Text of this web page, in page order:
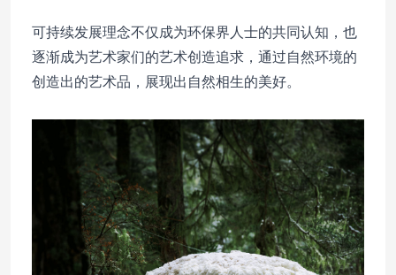
可持续发展理念不仅成为环保界人士的共同认知，也
逐渐成为艺术家们的艺术创造追求，通过自然环境的
创造出的艺术品，展现出自然相生的美好。